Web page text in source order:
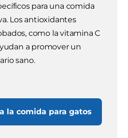
para una comida
Los antioxidantes
como la vitamina C
a promover un
sano.
la comida para gatos